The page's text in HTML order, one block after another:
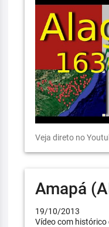
Veja direto no
Amapá
19/10/2013
Vídeo com